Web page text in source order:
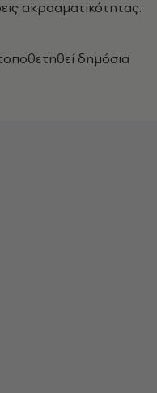
ακροαματικότητας.
δημόσια